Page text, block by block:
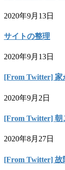
2020年9月13日
サイトの整理
2020年9月13日
[From Twitter]
2020年9月2日
[From Twitter]
2020年8月27日
[From Twitter]